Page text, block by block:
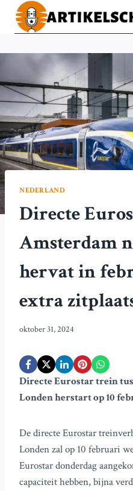
Doorgaan
naar
NEDERLAND
Directe
Amsterdam
hervat in
extra
oktober 31, 2024
Directe Eurostar trein
Londen herstart op 10
De directe Eurostar
Londen zal op 10 februari
Eurostar donderdag
capaciteit hebben, bijna